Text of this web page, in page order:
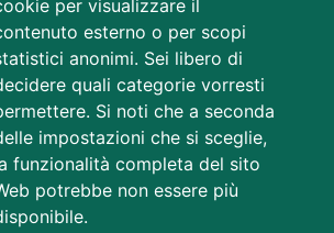
per visualizzare il
esterno o per scopi
anonimi. Sei libero di
quali categorie vorresti
Si noti che a seconda
impostazioni che si sceglie,
funzionalità completa del sito
potrebbe non essere più
accessibilità
mappa del sito